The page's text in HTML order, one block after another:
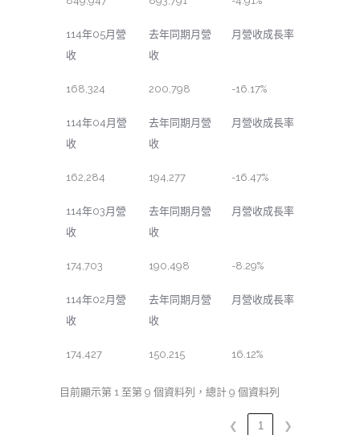
114年05月營
收
去年同期月營
收
月營收成長率
168,324 200,798 -16.17%
114年04月營
收
去年同期月營
收
月營收成長率
162,284 194,277 -16.47%
114年03月營
收
去年同期月營
收
月營收成長率
174,703 190,498 -8.29%
114年02月營
收
去年同期月營
收
月營收成長率
174,427 150,215 16.12%
目前顯示第 1 至第 9 個資料列，總計 9 個資料列
❮ 1 ❯